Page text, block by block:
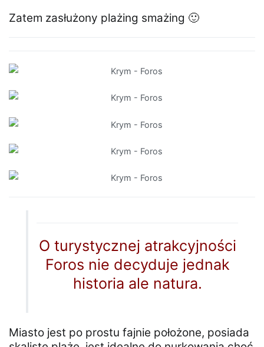
Zatem zasłużony plażing smażing 🙂
O turystycznej atrakcyjności
Foros nie decyduje jednak
historia ale natura.
Miasto jest po prostu fajnie położone, posiada